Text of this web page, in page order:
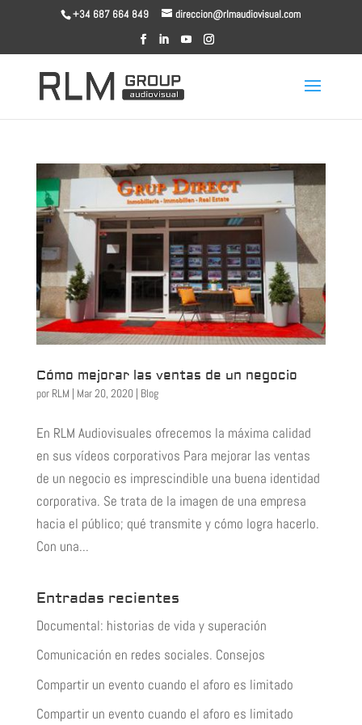
+34 687 664 849 direccion@rlmaudiovisual.com
Cómo mejorar las ventas de un negocio
por RLM | Mar 20, 2020| Blog
En RLM Audiovisuales ofrecemos la máxima calidad
en sus vídeos corporativos Para mejorar las ventas
de un negocio es imprescindible una buena identidad
corporativa. Se trata de la imagen de una empresa
hacia el público; qué transmite y cómo logra hacerlo.
Con una...
Entradas recientes
Documental: historias de vida y superación
Comunicación en redes sociales. Consejos
Compartir un evento cuando el aforo es limitado
Compartir un evento cuando el aforo es limitado